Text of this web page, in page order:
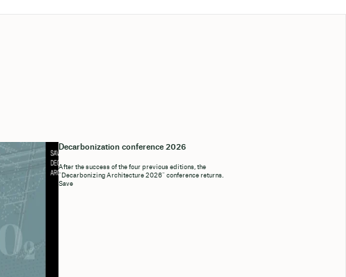
Decarbonization conference 2026
After the success of the four previous editions, the
“Decarbonizing Architecture 2026” conference returns.
Save